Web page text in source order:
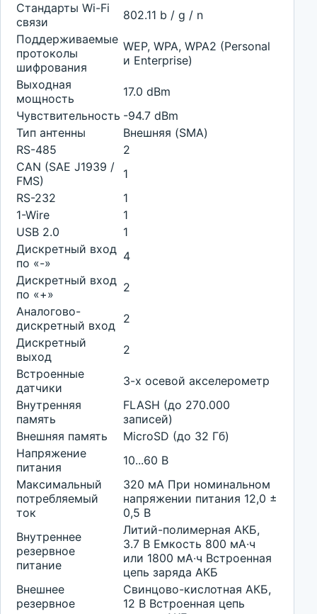
Стандарты Wi-Fi
связи
802.11 b / g / n
Поддерживаемые
протоколы
шифрования
WEP, WPA, WPA2 (Personal
и Enterprise)
Выходная
мощность
17.0 dBm
Чувствительность -94.7 dBm
Тип антенны
Внешняя (SMA)
RS-485
2
CAN (SAE J1939 /
FMS)
1
RS-232
1
1-Wire
1
USB 2.0
1
Дискретный вход
по «-»
4
Дискретный вход
по «+»
2
Аналогово-
дискретный вход 2
Дискретный
выход
2
Встроенные
датчики
3-х осевой акселерометр
Внутренняя
память
FLASH (до 270.000
записей)
Внешняя память
MicroSD (до 32 Гб)
Напряжение
питания
10...60 В
Максимальный
потребляемый
ток
320 мА При номинальном
напряжении питания 12,0 ±
0,5 В
Внутреннее
резервное
питание
Литий-полимерная АКБ,
3.7 В Емкость 800 мА∙ч
или 1800 мА∙ч Встроенная
цепь заряда АКБ
Внешнее
резервное
Свинцово-кислотная АКБ,
12 В Встроенная цепь